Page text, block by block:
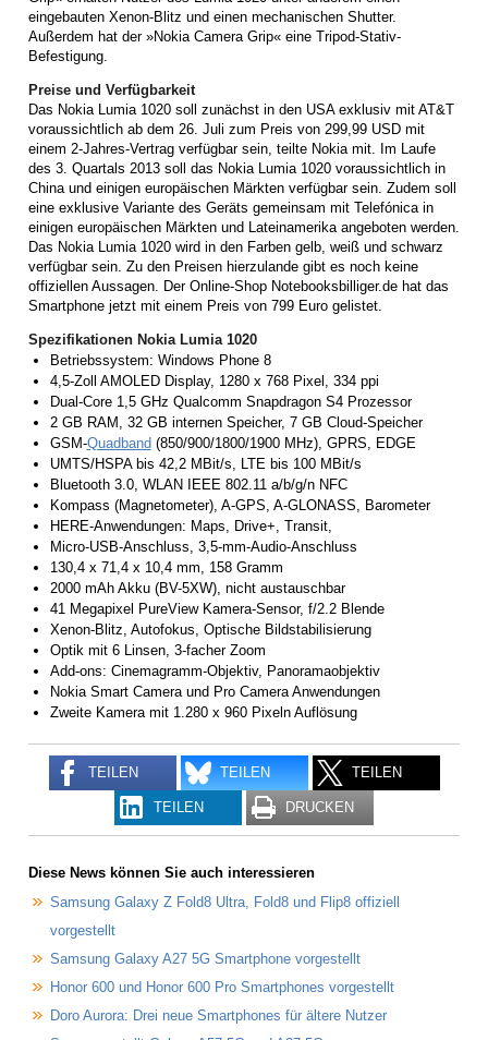
eingebauten Xenon-Blitz und einen mechanischen Shutter.
Außerdem hat der »Nokia Camera Grip« eine Tripod-Stativ-
Befestigung.
Preise und Verfügbarkeit
Das Nokia Lumia 1020 soll zunächst in den USA exklusiv mit AT&T
voraussichtlich ab dem 26. Juli zum Preis von 299,99 USD mit
einem 2-Jahres-Vertrag verfügbar sein, teilte Nokia mit. Im Laufe
des 3. Quartals 2013 soll das Nokia Lumia 1020 voraussichtlich in
China und einigen europäischen Märkten verfügbar sein. Zudem soll
eine exklusive Variante des Geräts gemeinsam mit Telefónica in
einigen europäischen Märkten und Lateinamerika angeboten werden.
Das Nokia Lumia 1020 wird in den Farben gelb, weiß und schwarz
verfügbar sein. Zu den Preisen hierzulande gibt es noch keine
offiziellen Aussagen. Der Online-Shop Notebooksbilliger.de hat das
Smartphone jetzt mit einem Preis von 799 Euro gelistet.
Spezifikationen Nokia Lumia 1020
Betriebssystem: Windows Phone 8
4,5-Zoll AMOLED Display, 1280 x 768 Pixel, 334 ppi
Dual-Core 1,5 GHz Qualcomm Snapdragon S4 Prozessor
2 GB RAM, 32 GB internen Speicher, 7 GB Cloud-Speicher
GSM-Quadband (850/900/1800/1900 MHz), GPRS, EDGE
UMTS/HSPA bis 42,2 MBit/s, LTE bis 100 MBit/s
Bluetooth 3.0, WLAN IEEE 802.11 a/b/g/n NFC
Kompass (Magnetometer), A-GPS, A-GLONASS, Barometer
HERE-Anwendungen: Maps, Drive+, Transit,
Micro-USB-Anschluss, 3,5-mm-Audio-Anschluss
130,4 x 71,4 x 10,4 mm, 158 Gramm
2000 mAh Akku (BV-5XW), nicht austauschbar
41 Megapixel PureView Kamera-Sensor, f/2.2 Blende
Xenon-Blitz, Autofokus, Optische Bildstabilisierung
Optik mit 6 Linsen, 3-facher Zoom
Add-ons: Cinemagramm-Objektiv, Panoramaobjektiv
Nokia Smart Camera und Pro Camera Anwendungen
Zweite Kamera mit 1.280 x 960 Pixeln Auflösung
TEILEN TEILEN TEILEN
TEILEN DRUCKEN
Diese News können Sie auch interessieren
Samsung Galaxy Z Fold8 Ultra, Fold8 und Flip8 offiziell
vorgestellt
Samsung Galaxy A27 5G Smartphone vorgestellt
Honor 600 und Honor 600 Pro Smartphones vorgestellt
Doro Aurora: Drei neue Smartphones für ältere Nutzer